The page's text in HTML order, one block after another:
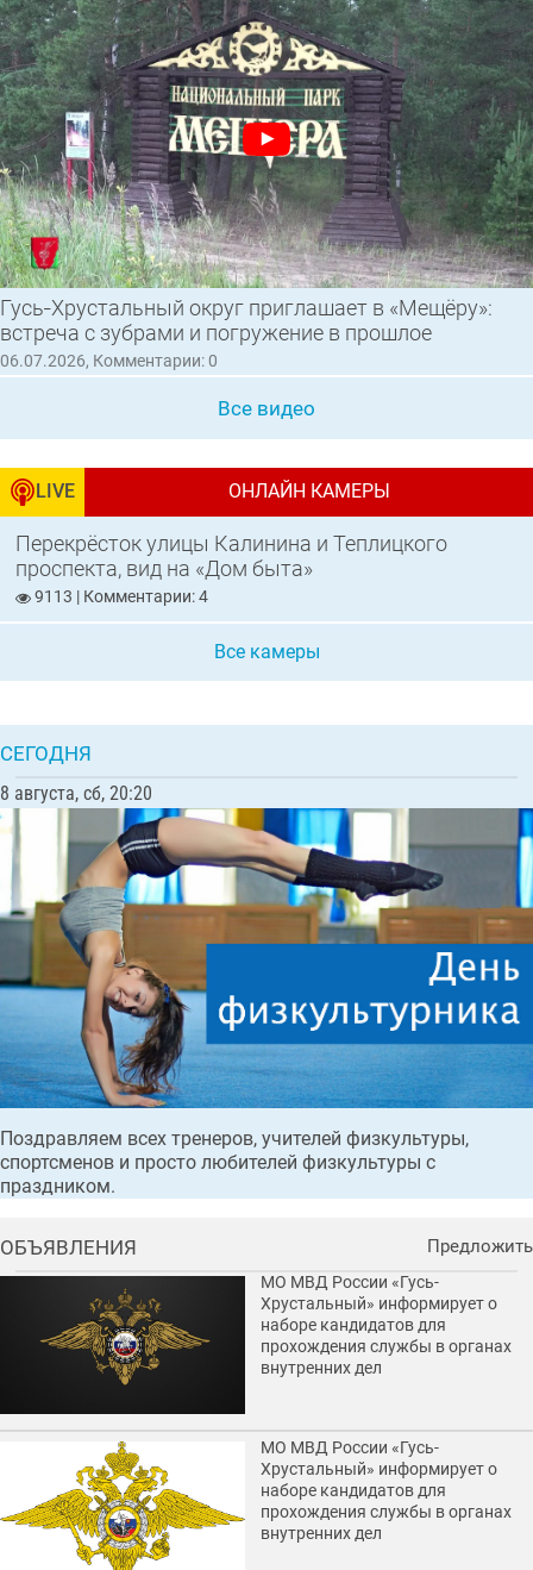
Гусь‑Хрустальный округ приглашает в «Мещёру»:
встреча с зубрами и погружение в прошлое
06.07.2026, Комментарии: 0
Все видео
LIVE ОНЛАЙН КАМЕРЫ
Перекрёсток улицы Калинина и Теплицкого
проспекта, вид на «Дом быта»
9113 | Комментарии: 4
Все камеры
СЕГОДНЯ
8 августа, сб, 20:21
Поздравляем всех тренеров, учителей физкультуры,
спортсменов и просто любителей физкультуры с
праздником.
ОБЪЯВЛЕНИЯ Предложить
МО МВД России «Гусь-
Хрустальный» информирует о
наборе кандидатов для
прохождения службы в органах
внутренних дел
МО МВД России «Гусь-
Хрустальный» информирует о
наборе кандидатов для
прохождения службы в органах
внутренних дел